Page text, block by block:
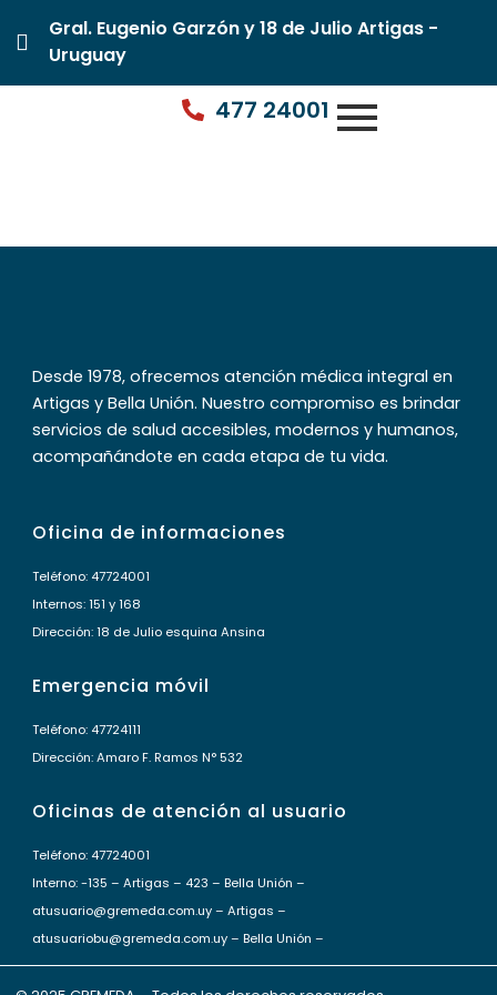
Gral. Eugenio Garzón y 18 de Julio Artigas -
Uruguay
477 24001
Desde 1978, ofrecemos atención médica integral en
Artigas y Bella Unión. Nuestro compromiso es brindar
servicios de salud accesibles, modernos y humanos,
acompañándote en cada etapa de tu vida.
Oficina de informaciones
Teléfono: 47724001
Internos: 151 y 168
Dirección: 18 de Julio esquina Ansina
Emergencia móvil
Teléfono: 47724111
Dirección: Amaro F. Ramos N° 532
Oficinas de atención al usuario
Teléfono: 47724001
Interno: -135 – Artigas – 423 – Bella Unión –
atusuario@gremeda.com.uy – Artigas –
atusuariobu@gremeda.com.uy – Bella Unión –